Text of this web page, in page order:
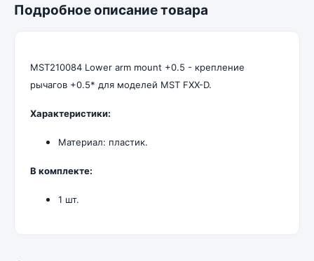
Подробное описание товара
MST210084 Lower arm mount +0.5 - крепление
рычагов +0.5* для моделей MST FXX-D.
Характеристики:
Материал: пластик.
В комплекте:
1 шт.